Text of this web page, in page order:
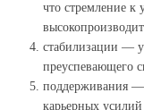
что стремление
стабилизации —
преуспевающего
поддерживания —
карьерных